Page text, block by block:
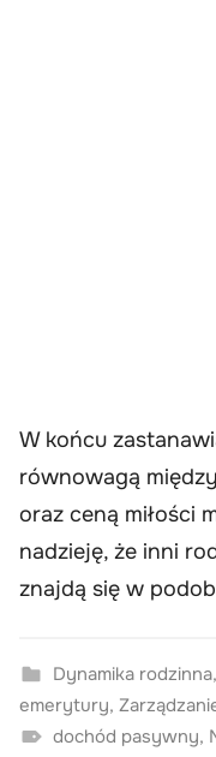
W końcu
równowagą
oraz ceną miłości
nadzieję, że inni
znajdą się w
Dynamika rodzinna,
emerytury,
dochód pasywny,